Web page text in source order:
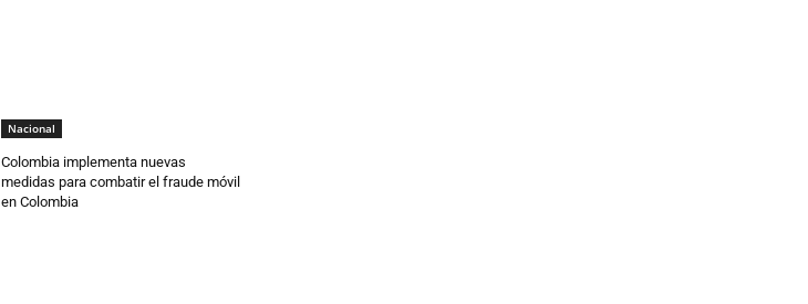
Nacional
Colombia implementa nuevas
medidas para combatir el fraude móvil
en Colombia